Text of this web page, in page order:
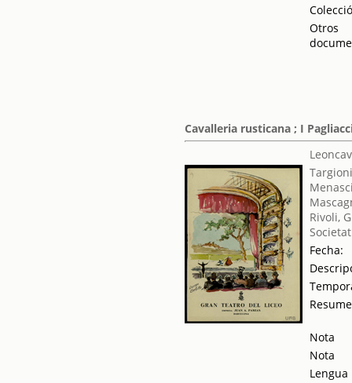
Otros
Cavalleria rusticana ; I
Rivoli,
Fecha:
Nota
Nota
Lengua